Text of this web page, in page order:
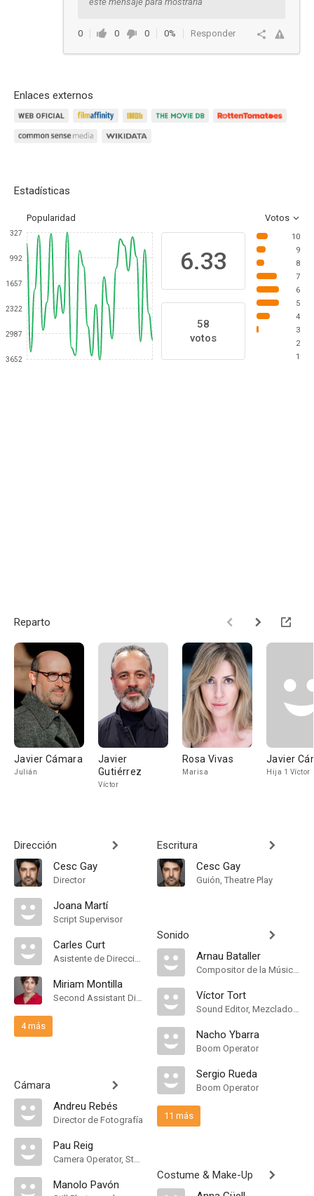
0 0 0 0% Responder
Enlaces externos
Estadísticas
Popularidad Votos
327
992
1657
2322
2987
3652
6.33
58
votos
10
9
8
7
6
5
4
3
2
1
Reparto
Javier Cámara
Julián
Javier
Gutiérrez
Víctor
Rosa Vivas
Marisa
Javier
Hija 1 Víctor
Dirección
Cesc Gay
Director
Joana Martí
Script Supervisor
Carles Curt
Asistente de Dirección
Miriam Montilla
Second Assistant Director
4 más
Cámara
Andreu Rebés
Director de Fotografía
Pau Reig
Camera Operator, Steadicam Operator
Manolo Pavón
Escritura
Cesc Gay
Guión, Theatre Play
Sonido
Arnau Bataller
Compositor de la Música Original, Music Arranger
Víctor Tort
Sound Editor, Mezclador de Re-Grabación de Sonido
Nacho Ybarra
Boom Operator
Sergio Rueda
Boom Operator
11 más
Costume & Make-Up